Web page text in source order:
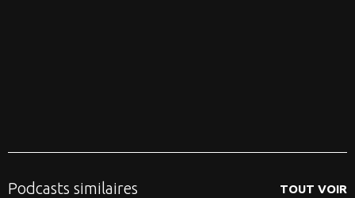
Podcasts similaires TOUT VOIR